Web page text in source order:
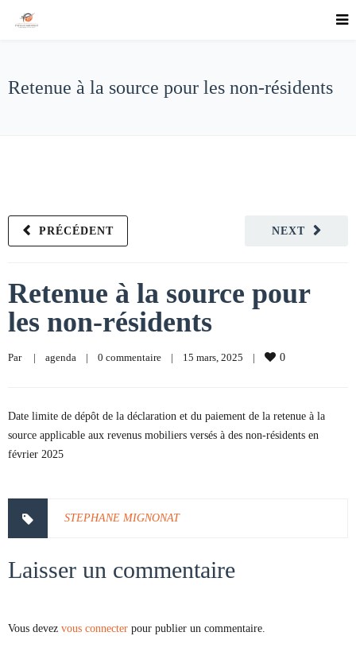
Retenue à la source pour les non-résidents
NEXT
PRÉCÉDENT
Retenue à la source pour
les non-résidents
Par | agenda | 0 commentaire | 15 mars, 2025 | 0
Date limite de dépôt de la déclaration et du paiement de la retenue à la
source applicable aux revenus mobiliers versés à des non-résidents en
février 2025
STEPHANE MIGNONAT
Laisser un commentaire
Vous devez vous connecter pour publier un commentaire.